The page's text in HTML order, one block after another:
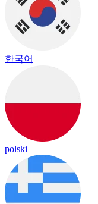
한국어
polski